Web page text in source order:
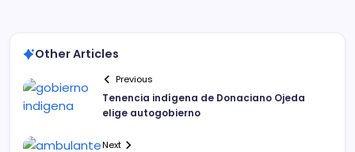
Other Articles
Previous
Tenencia indígena de Donaciano Ojeda
elige autogobierno
Next